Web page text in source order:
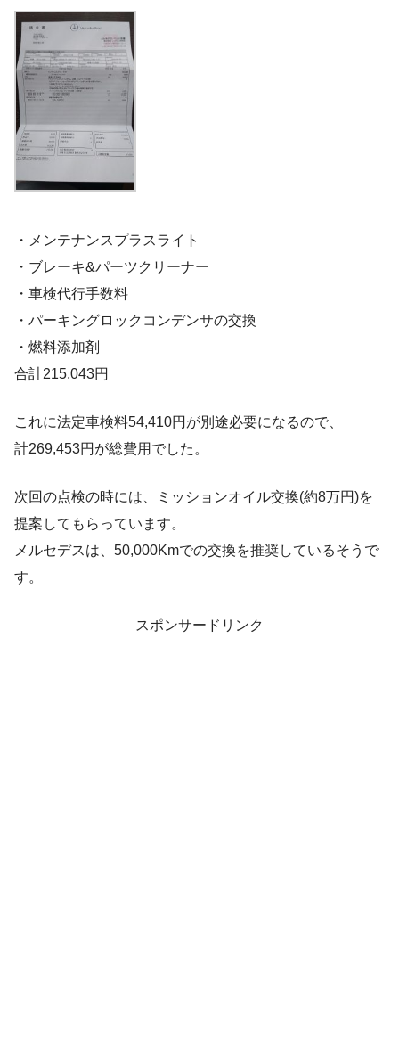
・メンテナンスプラスライト
・ブレーキ&パーツクリーナー
・車検代行手数料
・パーキングロックコンデンサの交換
・燃料添加剤
合計215,043円
これに法定車検料54,410円が別途必要になるので、
計269,453円が総費用でした。
次回の点検の時には、ミッションオイル交換(約8万円)を
提案してもらっています。
メルセデスは、50,000Kmでの交換を推奨しているそうで
す。
スポンサードリンク